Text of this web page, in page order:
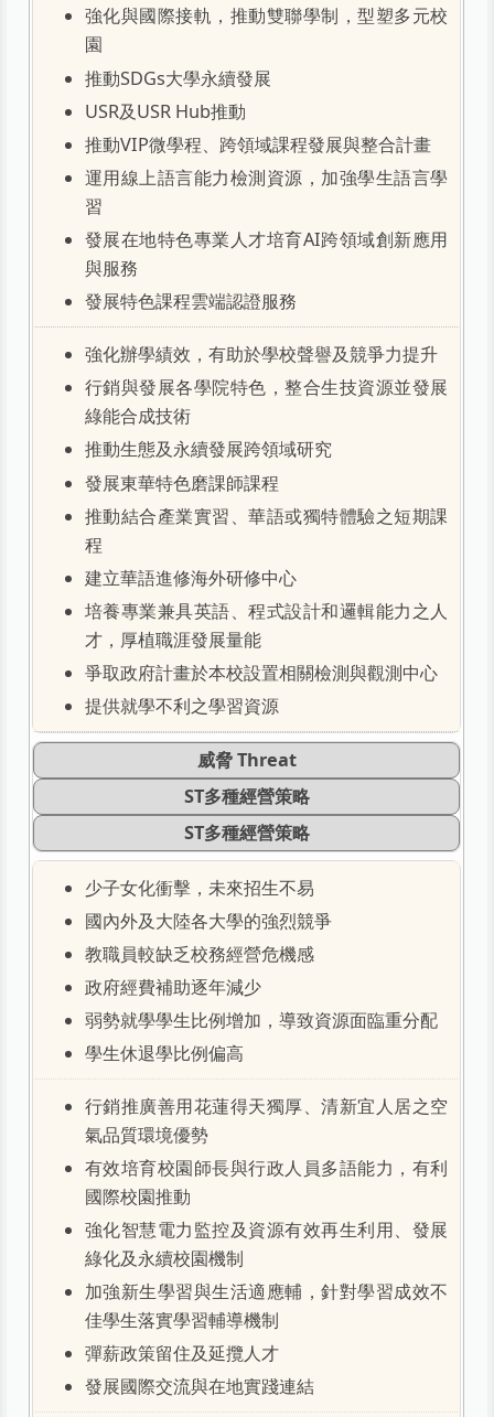
強化與國際接軌，推動雙聯學制，型塑多元校
園
推動SDGs大學永續發展
USR及USR Hub推動
推動VIP微學程、跨領域課程發展與整合計畫
運用線上語言能力檢測資源，加強學生語言學
習
發展在地特色專業人才培育AI跨領域創新應用
與服務
發展特色課程雲端認證服務
強化辦學績效，有助於學校聲譽及競爭力提升
行銷與發展各學院特色，整合生技資源並發展
綠能合成技術
推動生態及永續發展跨領域研究
發展東華特色磨課師課程
推動結合產業實習、華語或獨特體驗之短期課
程
建立華語進修海外研修中心
培養專業兼具英語、程式設計和邏輯能力之人
才，厚植職涯發展量能
爭取政府計畫於本校設置相關檢測與觀測中心
提供就學不利之學習資源
威脅 Threat
ST多種經營策略
ST多種經營策略
少子女化衝擊，未來招生不易
國內外及大陸各大學的強烈競爭
教職員較缺乏校務經營危機感
政府經費補助逐年減少
弱勢就學學生比例增加，導致資源面臨重分配
學生休退學比例偏高
行銷推廣善用花蓮得天獨厚、清新宜人居之空
氣品質環境優勢
有效培育校園師長與行政人員多語能力，有利
國際校園推動
強化智慧電力監控及資源有效再生利用、發展
綠化及永續校園機制
加強新生學習與生活適應輔，針對學習成效不
佳學生落實學習輔導機制
彈薪政策留住及延攬人才
發展國際交流與在地實踐連結